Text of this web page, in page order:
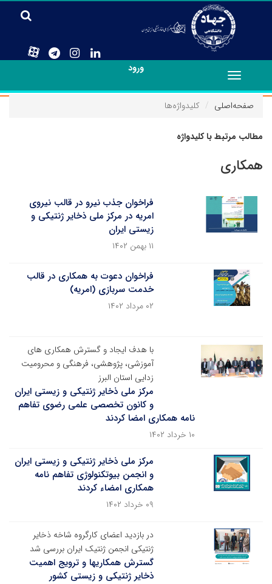
ورود
Toggle
navigation
صفحه‌اصلی
کلیدواژه‌ها
مطالب مرتبط با کلیدواژه
همکاری
فراخوان جذب نیرو در قالب نیروی
امریه در مرکز ملی ذخایر ژنتیکی و
زیستی ایران
۱۱ بهمن ۱۴۰۲
فراخوان دعوت به همکاری در قالب
خدمت سربازی (امریه)
۰۲ مرداد ۱۴۰۲
با هدف ایجاد و گسترش همکاری های
آموزشی، پژوهشی، فرهنگی و محرومیت
زدایی استان البرز
مرکز ملی ذخایر ژنتیکی و زیستی ایران
و کانون تخصصی علمی رضوی تفاهم
نامه همکاری امضا کردند
۱۰ خرداد ۱۴۰۲
مرکز ملی ذخایر ژنتیکی و زیستی ایران
و انجمن بیوتکنولوژی تفاهم نامه
همکاری امضاء کردند
۰۹ خرداد ۱۴۰۲
در بازدید اعضای کارگروه شاخه ذخایر
ژنتیکی انجمن ژنتیک ایران بررسی شد
گسترش همکاریها و ترویج اهمیت
ذخایر ژنتیکی و زیستی کشور